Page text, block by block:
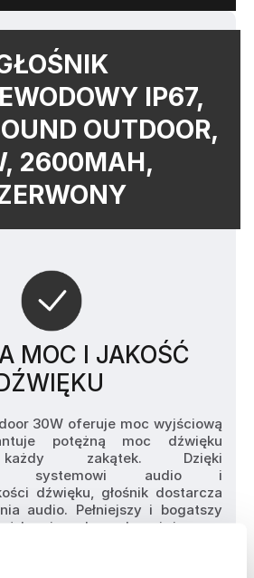
IP67,
OUTDOOR,
2600MAH,
MOC I JAKOŚĆ
30W oferuje moc wyjściową
potężną moc dźwięku
każdy zakątek. Dzięki
systemowi audio i
dźwięku, głośnik dostarcza
audio. Pełniejszy i bogatszy
piosenka zabrzmi jeszcze